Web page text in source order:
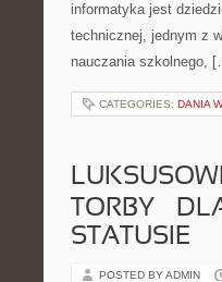
informatyka jest
technicznej, jednym z
nauczania szkolnego,
CATEGORIES: DANIA
TORBY –
STATUSIE
POSTED BY ADMIN